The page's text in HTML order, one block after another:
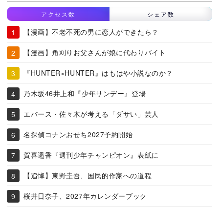
アクセス数 シェア数
【漫画】不老不死の男に恋人ができたら？
【漫画】角刈りお父さんが娘に代わりバイト
『HUNTER×HUNTER』はもはや小説なのか？
乃木坂46井上和『少年サンデー』登場
エバース・佐々木が考える「ダサい」芸人
名探偵コナンおせち2027予約開始
賀喜遥香『週刊少年チャンピオン』表紙に
【追悼】東野圭吾、国民的作家への道程
桜井日奈子、2027年カレンダーブック